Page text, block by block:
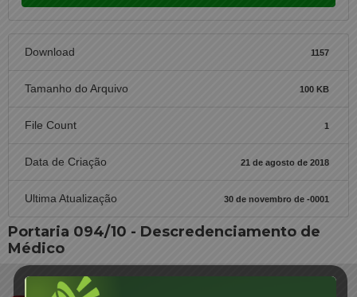
Download 1157
Tamanho do Arquivo 100 KB
File Count 1
Data de Criação 21 de agosto de 2018
Ultima Atualização 30 de novembro de -0001
Portaria 094/10 - Descredenciamento de
Médico